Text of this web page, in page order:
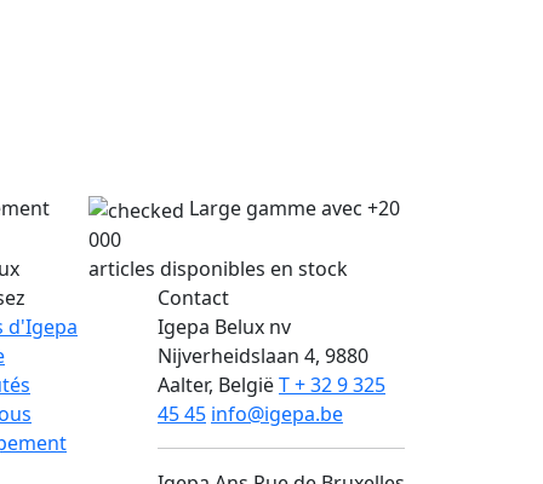
Large gamme avec +20
000
articles disponibles en stock
d'Igepa
Contact
Igepa Belux nv
Nijverheidslaan 4, 9880
Aalter, BelgiëT + 32 9 325
45 45 info@igepa.be